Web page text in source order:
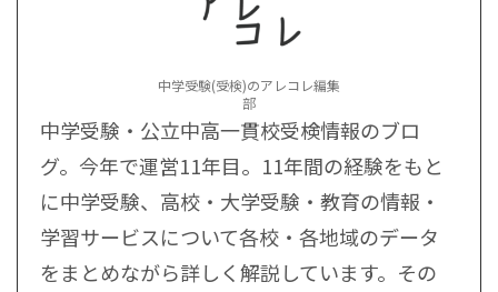
中学受験(受検)のアレコレ編集
部
中学受験・公立中高一貫校受検情報のブロ
グ。今年で運営11年目。11年間の経験をもと
に中学受験、高校・大学受験・教育の情報・
学習サービスについて各校・各地域のデータ
をまとめながら詳しく解説しています。その